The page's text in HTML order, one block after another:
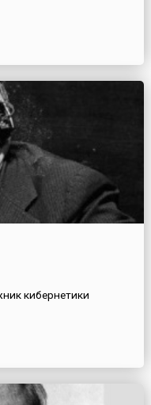
кибернетики